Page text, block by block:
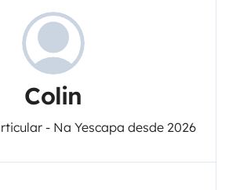
Colin
- Na Yescapa desde 2026